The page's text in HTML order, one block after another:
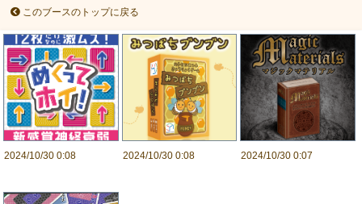
このブースのトップに戻る
2024/10/30 0:08 2024/10/30 0:08 2024/10/30 0:07